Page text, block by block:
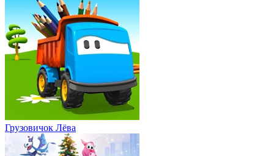
Грузовичок Лёва